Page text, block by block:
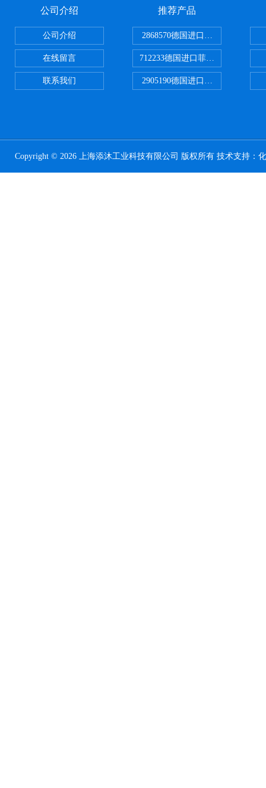
公司介绍
公司介绍
在线留言
联系我们
推荐产品
2868570德国进口菲尼克斯电源
712233德国进口菲尼克斯断路器
2905190德国进口菲尼克斯继电器
Copyright © 2026 上海添沐工业科技有限公司 版权所有 技术支持：